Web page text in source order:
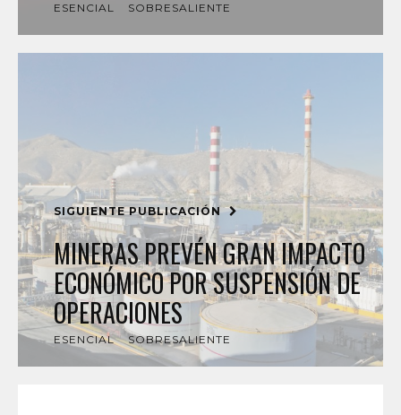
ESENCIAL SOBRESALIENTE
SIGUIENTE PUBLICACIÓN
MINERAS PREVÉN GRAN IMPACTO
ECONÓMICO POR SUSPENSIÓN DE
OPERACIONES
ESENCIAL SOBRESALIENTE